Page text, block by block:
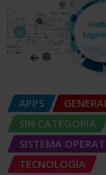
APPS
SIN CATEGORÍA
SISTEMA
TECNOLOGÍA